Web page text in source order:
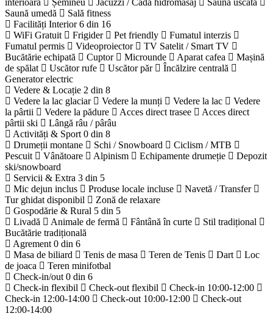
interioară
Șemineu Jacuzzi / Cadă hidromasaj
Saună uscată
Saună umedă
Sală fitness
Facilități Interior6 din 16
WiFi Gratuit
Frigider Pet friendly
Fumatul interzis
Fumatul permis
Videoproiector
TV Satelit / Smart TV
Bucătărie echipată
Cuptor Microunde Aparat cafea
Mașină
de spălat
Uscător rufe Uscător păr
Încălzire centrală
Generator electric
Vedere & Locație 2 din 8
Vedere la lac glaciar
Vedere la munți Vedere la lac
Vedere
la pârtii
Vedere la pădure Acces direct trasee
Acces direct
pârtii ski
Lângă râu / pârâu
Activități & Sport 0 din 8
Drumeții montane
Schi / Snowboard
Ciclism / MTB
Pescuit
Vânătoare Alpinism Echipamente drumeție
Depozit
ski/snowboard
Servicii & Extra 3 din 5
Mic dejun inclus
Produse locale incluse
Navetă / Transfer
Tur ghidat disponibil
Zonă de relaxare
Gospodărie & Rural 5 din 5
Livadă
Animale de fermă Fântână în curte
Stil tradițional
Bucătărie tradițională
Agrement 0 din 6
Masa de biliard
Tenis de masa Teren de Tenis Dart
Loc
de joaca
Teren minifotbal
Check-in/out 0 din 6
Check-in flexibil
Check-out flexibil
Check-in 10:00-12:00
Check-in 12:00-14:00
Check-out 10:00-12:00
Check-out
12:00-14:00